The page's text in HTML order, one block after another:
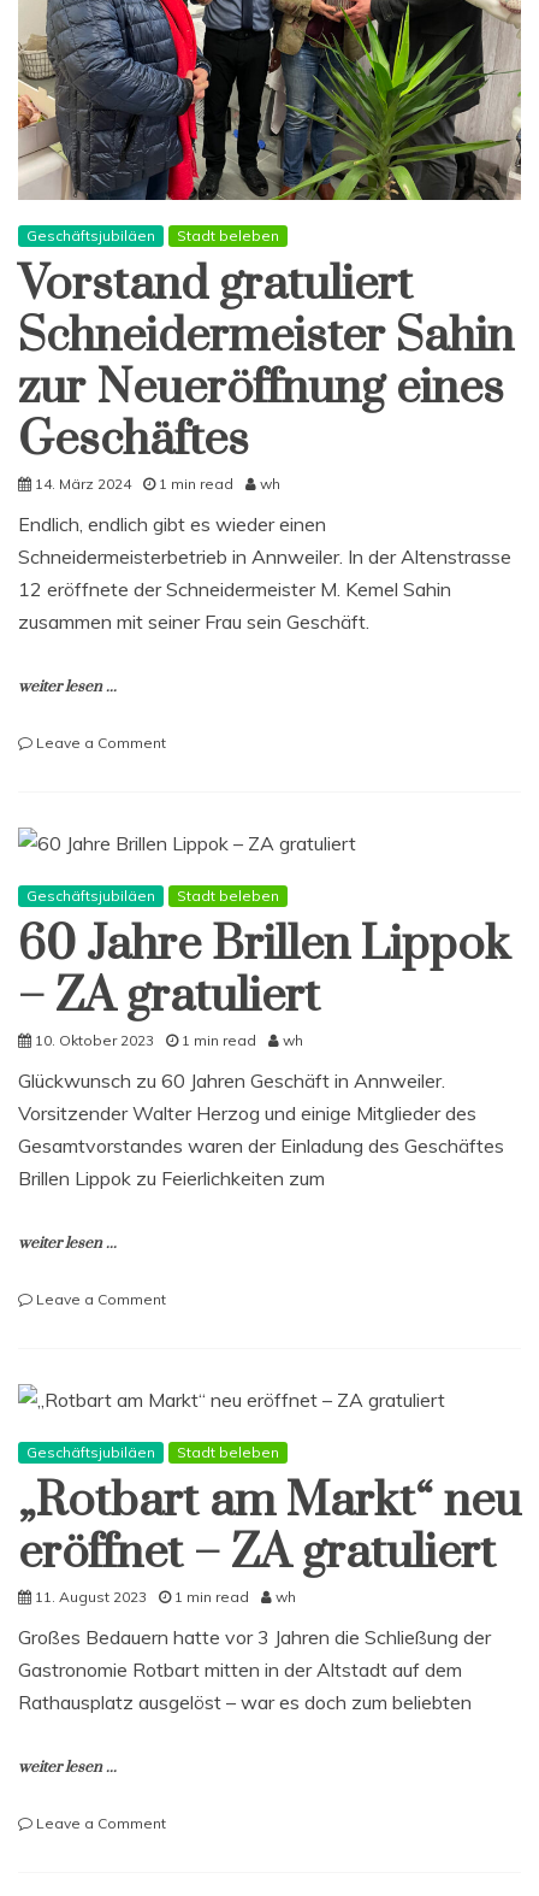
Geschäftsjubiläen Stadt beleben
Vorstand gratuliert
Schneidermeister Sahin
zur Neueröffnung eines
Geschäftes
14. März 2024 1 min read wh
Endlich, endlich gibt es wieder einen
Schneidermeisterbetrieb in Annweiler. In der Altenstrasse
12 eröffnete der Schneidermeister M. Kemel Sahin
zusammen mit seiner Frau sein Geschäft.
weiter lesen ...
Leave a Commenton
Sahin
Neueröffnung
eines
Geschäftes
Geschäftsjubiläen Stadt beleben
60 Jahre Brillen Lippok
– ZA gratuliert
10. Oktober 2023 1 min read wh
Glückwunsch zu 60 Jahren Geschäft in Annweiler.
Vorsitzender Walter Herzog und einige Mitglieder des
Gesamtvorstandes waren der Einladung des Geschäftes
Brillen Lippok zu Feierlichkeiten zum
weiter lesen ...
Leave a Commenton
Lippok
ZA
gratuliert
Geschäftsjubiläen Stadt beleben
„Rotbart am Markt“ neu
eröffnet – ZA gratuliert
11. August 2023 1 min read wh
Großes Bedauern hatte vor 3 Jahren die Schließung der
Gastronomie Rotbart mitten in der Altstadt auf dem
Rathausplatz ausgelöst – war es doch zum beliebten
weiter lesen ...
Leave a Commenton